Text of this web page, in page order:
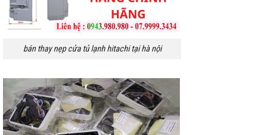
bán thay nẹp cửa tủ lạnh hitachi tại hà nội